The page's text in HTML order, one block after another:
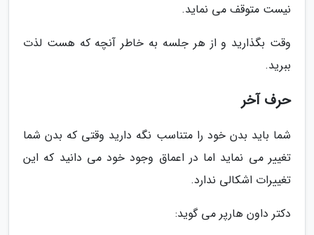
نیست متوقف می نماید.
وقت بگذارید و از هر جلسه به خاطر آنچه که هست لذت
ببرید.
حرف آخر
شما باید بدن خود را متناسب نگه دارید وقتی که بدن شما
تغییر می نماید اما در اعماق وجود خود می دانید که این
تغییرات اشکالی ندارد.
دکتر داون هارپر می گوید: